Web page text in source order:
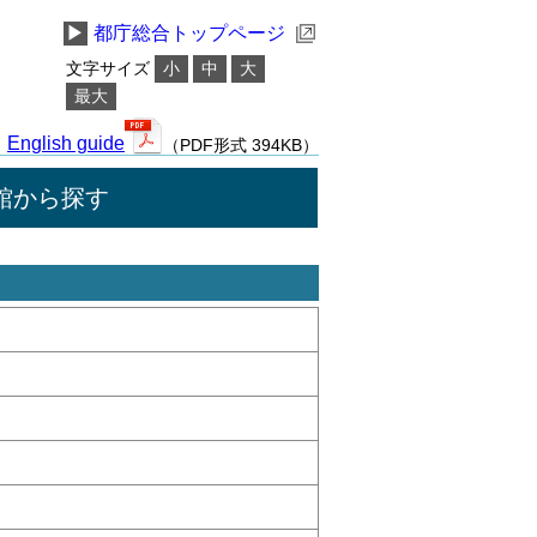
▶ 都庁総合トップページ
文字サイズ 小 中
大
最大
English guide （PDF形式 394KB）
から探す